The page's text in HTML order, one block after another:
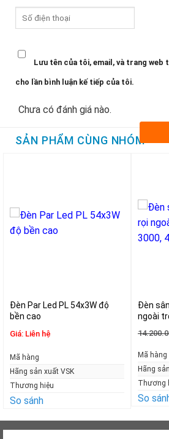
Lưu tên của tôi, email, và trang
cho lần bình luận kế tiếp của tôi.
Chưa có đánh giá nào.
SẢN PHẨM CÙNG NHÓM
Đèn Par Led PL 54x3W độ
bền cao
Giá: Liên hệ
Mã hàng
Hãng sản xuất VSK
Thương hiệu
So sánh
Đèn
ngoài
4000,
Mã hàng
Hãng
Thương
So